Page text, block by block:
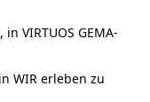
VIRTUOS GEMA-
WIR erleben zu